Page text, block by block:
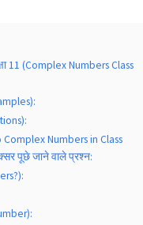
11 (Complex Numbers Class
Complex Numbers in Class
पूछे जाने वाले प्रश्न: